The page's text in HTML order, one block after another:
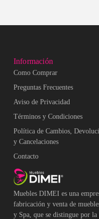
Muebles DIMEI es una
fabricación y venta de
y Spa, que se distingue por
Información
Como Comprar
Preguntas Frecuentes
Aviso de Privacidad
Términos y Condiciones
Política de Cambios,
y Cancelaciones
Contacto